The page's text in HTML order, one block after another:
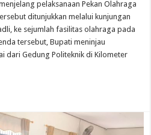
pelaksanaan Pekan Olahraga
ditunjukkan melalui kunjungan
ke sejumlah fasilitas olahraga pada
tersebut, Bupati meninjau
dari Gedung Politeknik di Kilometer